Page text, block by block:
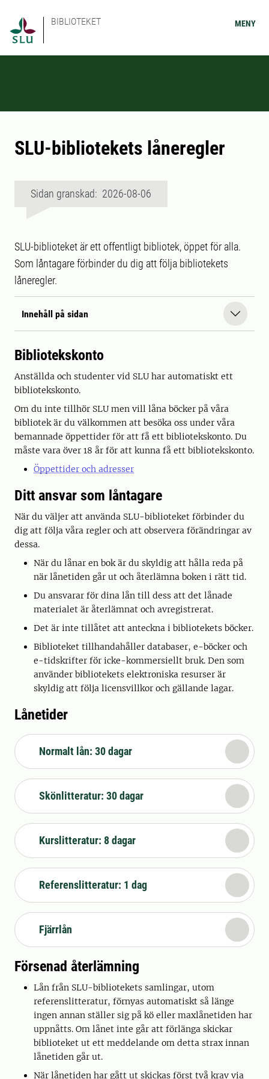
BIBLIOTEKET MENY
SLU-bibliotekets låneregler
Sidan granskad: 2026-08-06
SLU-biblioteket är ett offentligt bibliotek, öppet för alla.
Som låntagare förbinder du dig att följa bibliotekets
låneregler.
Innehåll på sidan
Bibliotekskonto
Anställda och studenter vid SLU har automatiskt ett
bibliotekskonto.
Om du inte tillhör SLU men vill låna böcker på våra
bibliotek är du välkommen att besöka oss under våra
bemannade öppettider för att få ett bibliotekskonto. Du
måste vara över 18 år för att kunna få ett bibliotekskonto.
Öppettider och adresser
Ditt ansvar som låntagare
När du väljer att använda SLU-biblioteket förbinder du
dig att följa våra regler och att observera förändringar av
dessa.
När du lånar en bok är du skyldig att hålla reda på
när lånetiden går ut och återlämna boken i rätt tid.
Du ansvarar för dina lån till dess att det lånade
materialet är återlämnat och avregistrerat.
Det är inte tillåtet att anteckna i bibliotekets böcker.
Biblioteket tillhandahåller databaser, e-böcker och
e-tidskrifter för icke-kommersiellt bruk. Den som
använder bibliotekets elektroniska resurser är
skyldig att följa licensvillkor och gällande lagar.
Lånetider
Normalt lån: 30 dagar
Skönlitteratur: 30 dagar
Kurslitteratur: 8 dagar
Referenslitteratur: 1 dag
Fjärrlån
Försenad återlämning
Lån från SLU-bibliotekets samlingar, utom
referenslitteratur, förnyas automatiskt så länge
ingen annan ställer sig på kö eller maxlånetiden har
uppnåtts. Om lånet inte går att förlänga skickar
biblioteket ut ett meddelande om detta strax innan
lånetiden går ut.
När lånetiden har gått ut skickas först två krav via